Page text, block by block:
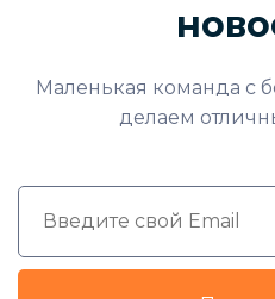
Маленькая команда
делаем